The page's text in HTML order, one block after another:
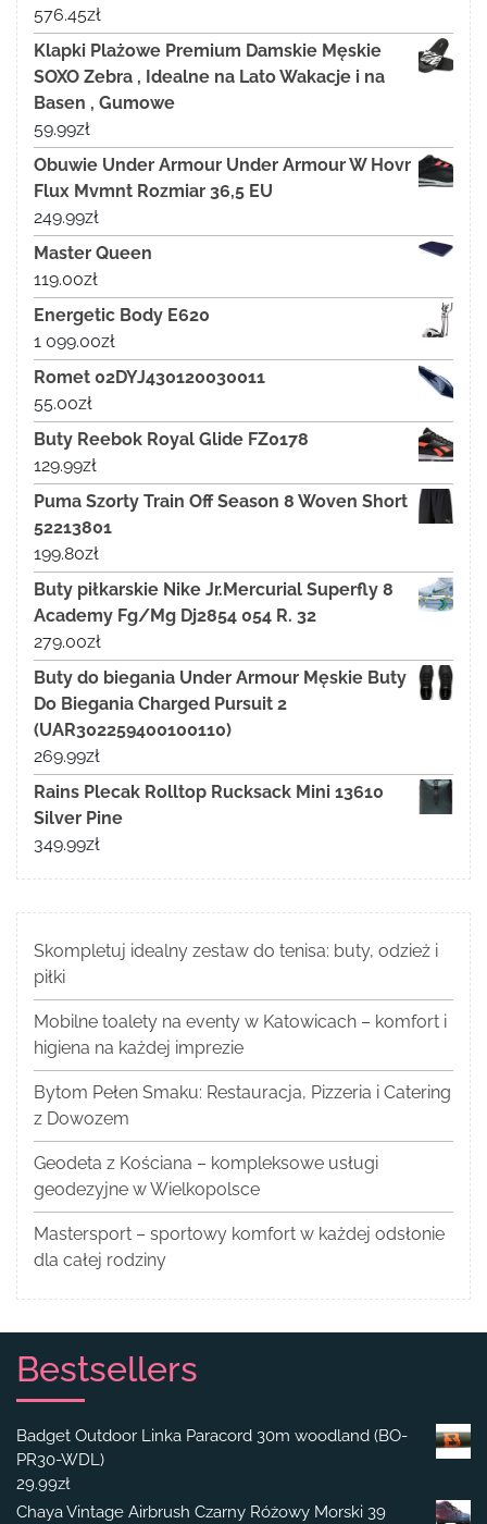
576.45zł
Klapki Plażowe Premium Damskie Męskie
SOXO Zebra , Idealne na Lato Wakacje i na
Basen , Gumowe
59.99zł
Obuwie Under Armour Under Armour W Hovr
Flux Mvmnt Rozmiar 36,5 EU
249.99zł
Master Queen
119.00zł
Energetic Body E620
1 099.00zł
Romet 02DYJ430120030011
55.00zł
Buty Reebok Royal Glide FZ0178
129.99zł
Puma Szorty Train Off Season 8 Woven Short
52213801
199.80zł
Buty piłkarskie Nike Jr.Mercurial Superfly 8
Academy Fg/Mg Dj2854 054 R. 32
279.00zł
Buty do biegania Under Armour Męskie Buty
Do Biegania Charged Pursuit 2
(UAR302259400100110)
269.99zł
Rains Plecak Rolltop Rucksack Mini 13610
Silver Pine
349.99zł
Skompletuj idealny zestaw do tenisa: buty, odzież i
piłki
Mobilne toalety na eventy w Katowicach – komfort i
higiena na każdej imprezie
Bytom Pełen Smaku: Restauracja, Pizzeria i Catering
z Dowozem
Geodeta z Kościana – kompleksowe usługi
geodezyjne w Wielkopolsce
Mastersport – sportowy komfort w każdej odsłonie
dla całej rodziny
Bestsellers
Badget Outdoor Linka Paracord 30m woodland (BO-
PR30-WDL)
29.99zł
Chaya Vintage Airbrush Czarny Różowy Morski 39